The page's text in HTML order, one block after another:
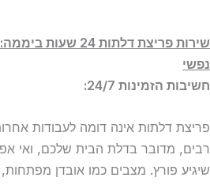
שירות פריצת דלתות
נפשי
חשיבות הזמינות 24/7:
פריצת דלתות אינה דומה לעבודות
רבים, מדובר בדלת הבית שלכם, ואי
שיגיע פורץ. מצבים כמו אובדן מפתחות,